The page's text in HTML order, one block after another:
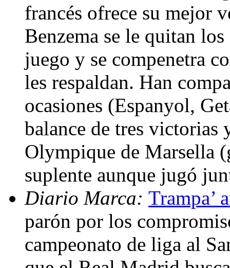
francés ofrece su mejor
Benzema se le quitan
juego y se compenetra
les respaldan. Han
ocasiones (Espanyol,
balance de tres victorias
Olympique de Marsella
suplente aunque jugó
Diario Marca: Trampa’
parón por los
campeonato de liga al